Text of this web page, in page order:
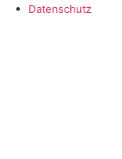
Datenschutz